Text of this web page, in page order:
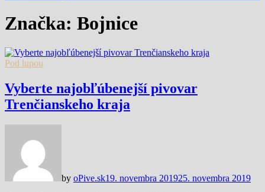
Značka: Bojnice
Pod lupou
Vyberte najobľúbenejší pivovar
Trenčianskeho kraja
by oPive.sk19. novembra 201925. novembra 2019